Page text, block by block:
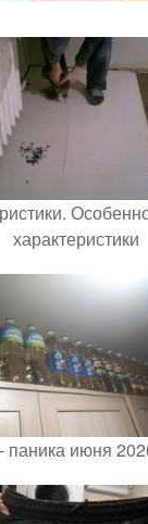
характеристики
паника июня